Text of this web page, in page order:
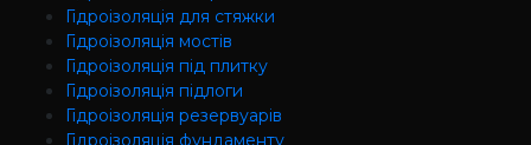
Гідроізоляція для стяжки
Гідроізоляція мостів
Гідроізоляція під плитку
Гідроізоляція підлоги
Гідроізоляція резервуарів
Гідроізоляція фундаменту